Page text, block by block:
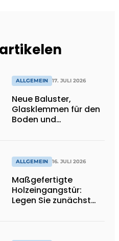
ALLGEMEIN 17. JULI 2026
Neue Baluster,
Glasklemmen für den
Boden und
ALLGEMEIN 16. JULI 2026
Maßgefertigte
Holzeingangstür:
Legen Sie zunächst